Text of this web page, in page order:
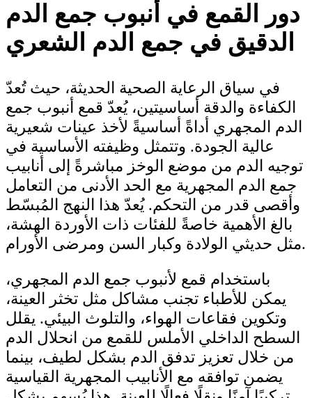
دور القمع في أنبوب جمع الدم
الدقيق في جمع الدم الشعري
في سياق الرعاية الصحية الحديثة، حيث تُعدّ
الكفاءة والدقة أساسيتين، يُعدّ قمع أنبوب جمع
الدم المجهري أداةً أساسيةً لأخذ عينات شعيرية
عالية الجودة. وتتمثل وظيفته الأساسية في
توجيه الدم من موضع الوخز مباشرةً إلى أنابيب
جمع الدم المجهرية مع الحد الأدنى من التعامل
وأقصى قدر من التحكم. يُعدّ هذا النهج المُبسّط
بالغ الأهمية خاصةً للفئات ذات الأوردة الهشة،
مثل حديثي الولادة وكبار السن ومرضى الأورام.
باستخدام قمع لأنبوب جمع الدم المجهري،
يمكن للأطباء تجنب مشاكل مثل تخثر العينة،
وتكوين فقاعات الهواء، والتلوث البيئي. يقلل
السطح الداخلي الأملس للقمع من انحلال الدم
من خلال تعزيز تدفق الدم بشكل لطيف، بينما
يضمن توافقه مع الأنابيب المجهرية القياسية